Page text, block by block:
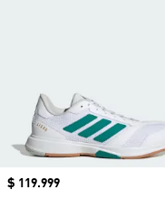
Precio
$ 119.999